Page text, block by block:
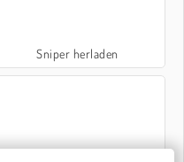
Sniper herladen